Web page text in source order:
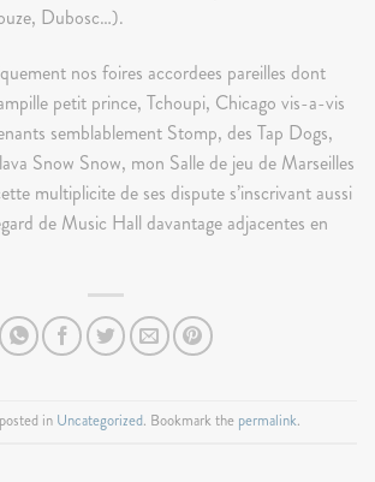
Dubosc…).
nos foires accordees pareilles dont
petit prince, Tchoupi, Chicago vis-a-vis
semblablement Stomp, des Tap Dogs,
Snow Snow, mon Salle de jeu de Marseilles
multiplicite de ses dispute s’inscrivant aussi
de Music Hall davantage adjacentes en
in Uncategorized. Bookmark the permalink.